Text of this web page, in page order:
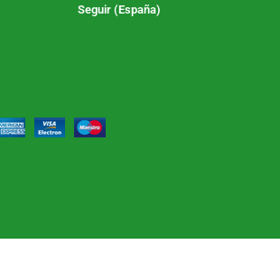
Seguir (España)